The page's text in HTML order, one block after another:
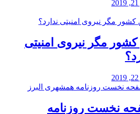
کشور مگر نیروی امنیتی
نخست روزنامه‌